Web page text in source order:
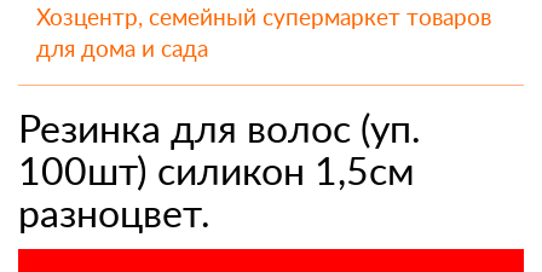
Хозцентр, семейный супермаркет товаров
для дома и сада
Резинка для волос (уп.
100шт) силикон 1,5см
разноцвет.